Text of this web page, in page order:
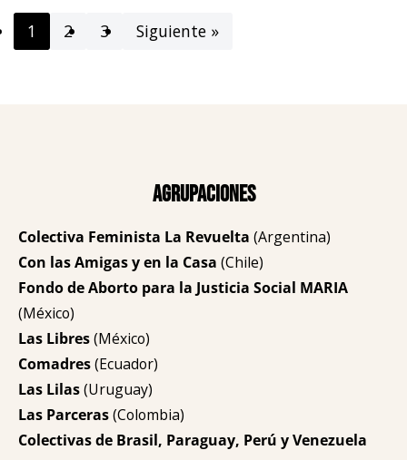
1 2 3 Siguiente »
Agrupaciones
Colectiva Feminista La Revuelta (Argentina)
Con las Amigas y en la Casa (Chile)
Fondo de Aborto para la Justicia Social MARIA
(México)
Las Libres(México)
Comadres(Ecuador)
Las Lilas(Uruguay)
Las Parceras(Colombia)
Colectivas de Brasil, Paraguay, Perú y Venezuela